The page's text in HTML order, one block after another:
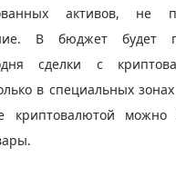
активов, не
В бюджет будет
сделки с
в специальных
криптовалютой можно